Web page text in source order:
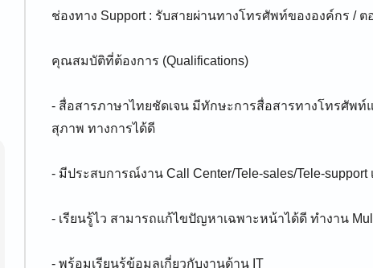
ช่องทาง Support : รับสายผ่านทางโทรศัพท์ขององค์กร /
คุณสมบัติที่ต้องการ (Qualifications)
- สื่อสารภาษาไทยชัดเจน มีทักษะการสื่อสารทางโทรศัพท์
สุภาพ ทางการได้ดี
- มีประสบการณ์งาน Call Center/Tele-sales/Tele-
- เรียนรู้ไว สามารถแก้ไขปัญหาเฉพาะหน้าได้ดี ทำงาน
- พร้อมเรียนรู้ข้อมูลเกี่ยวกับงานด้าน IT